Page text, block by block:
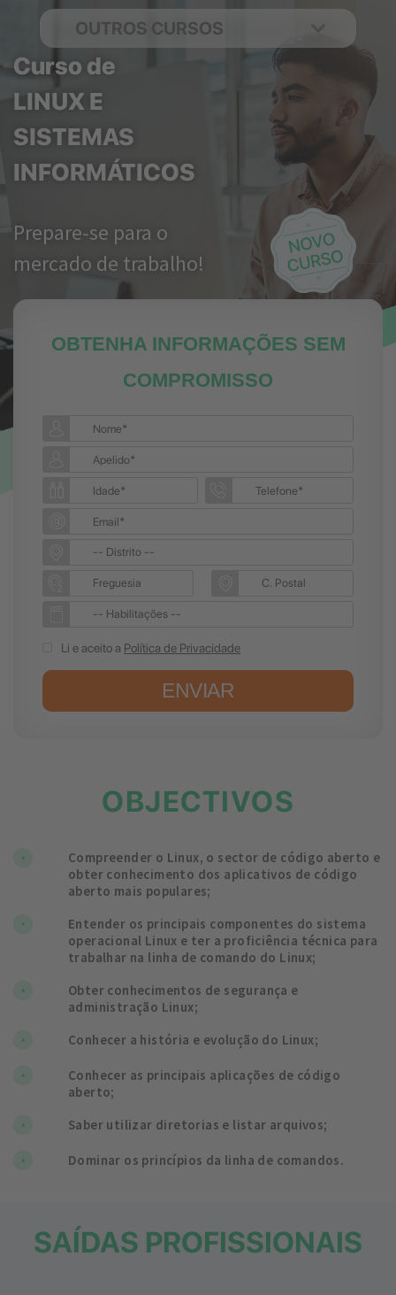
Curso de
LINUX E
SISTEMAS
INFORMÁTICOS
Prepare-se para o
mercado de trabalho!
OUTROS CURSOS
OBTENHA INFORMAÇÕES SEM
COMPROMISSO
Li e aceito a Política de Privacidade
ENVIAR
OBJECTIVOS
Compreender o Linux, o sector de código aberto e
obter conhecimento dos aplicativos de código
aberto mais populares;
Entender os principais componentes do sistema
operacional Linux e ter a proficiência técnica para
trabalhar na linha de comando do Linux;
Obter conhecimentos de segurança e
administração Linux;
Conhecer a história e evolução do Linux;
Conhecer as principais aplicações de código
aberto;
Saber utilizar diretorias e listar arquivos;
Dominar os princípios da linha de comandos.
SAÍDAS PROFISSIONAIS